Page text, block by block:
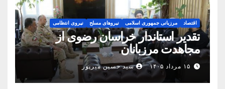
اقتصاد مرزبانی جمهوری اسلامی نیروهای مسلح نیروی انتظامی
تقدیر استاندار خراسان رضوی از
مجاهدت مرزبانان
۱۵ مرداد ۱۴۰۵ سید حسین میرپور